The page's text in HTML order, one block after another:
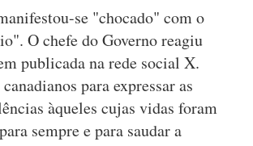
se "chocado" com o
O chefe do Governo reagiu
publicada na rede social X.
para expressar as
àqueles cujas vidas foram
sempre e para saudar a